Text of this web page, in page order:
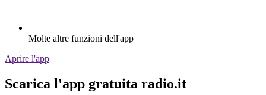
Molte altre funzioni dell'app
Aprire l'app
Scarica l'app gratuita radio.it